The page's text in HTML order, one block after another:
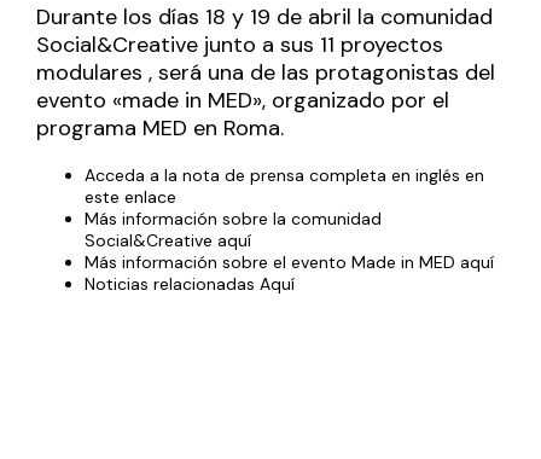
Durante los días 18 y 19 de abril la comunidad
Social&Creative junto a sus 11 proyectos
modulares , será una de las protagonistas del
evento «made in MED», organizado por el
programa MED en Roma.
Acceda a la nota de prensa completa en inglés en
este enlace
Más información sobre la comunidad
Social&Creative aquí
Más información sobre el evento Made in MED aquí
Noticias relacionadas Aquí